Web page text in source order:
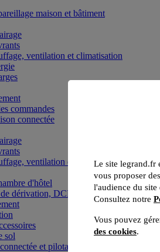
maison et bâtiment
ventilation et climatisation
commandes
connectée
ventilation et climatisation
d'hôtel
dérivation, DCL et boîte de sol
sol
et pilotage du bâtiment
Le site legrand.fr
vous proposer
l'audience du site
Consultez notre
Vous pouvez
des cookies.